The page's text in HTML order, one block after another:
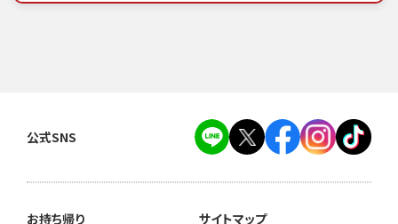
公式SNS
お持ち帰り
サイトマップ